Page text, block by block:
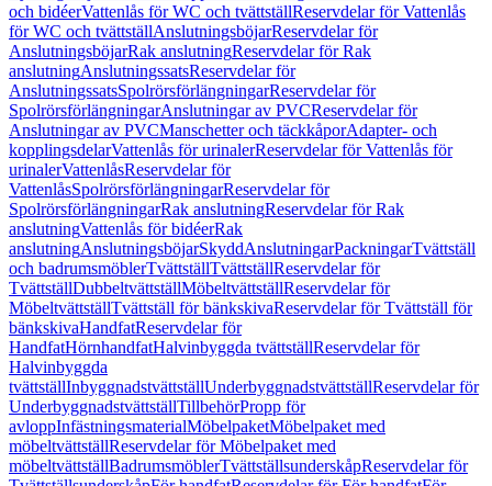
och bidéerVattenlås för WC och tvättställReservdelar för Vattenlås
för WC och tvättställAnslutningsböjarReservdelar för
AnslutningsböjarRak anslutningReservdelar för Rak
anslutningAnslutningssatsReservdelar för
AnslutningssatsSpolrörsförlängningarReservdelar för
SpolrörsförlängningarAnslutningar av PVCReservdelar för
Anslutningar av PVCManschetter och täckkåporAdapter- och
kopplingsdelarVattenlås för urinalerReservdelar för Vattenlås för
urinalerVattenlåsReservdelar för
VattenlåsSpolrörsförlängningarReservdelar för
SpolrörsförlängningarRak anslutningReservdelar för Rak
anslutningVattenlås för bidéerRak
anslutningAnslutningsböjarSkyddAnslutningarPackningarTvättställ
och badrumsmöblerTvättställTvättställReservdelar för
TvättställDubbeltvättställMöbeltvättställReservdelar för
MöbeltvättställTvättställ för bänkskivaReservdelar för Tvättställ för
bänkskivaHandfatReservdelar för
HandfatHörnhandfatHalvinbyggda tvättställReservdelar för
Halvinbyggda
tvättställInbyggnadstvättställUnderbyggnadstvättställReservdelar för
UnderbyggnadstvättställTillbehörPropp för
avloppInfästningsmaterialMöbelpaketMöbelpaket med
möbeltvättställReservdelar för Möbelpaket med
möbeltvättställBadrumsmöblerTvättställsunderskåpReservdelar för